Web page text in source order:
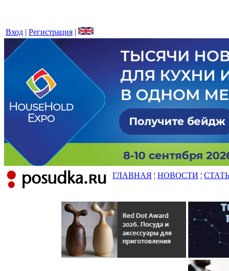
Вход | Регистрация |
ГЛАВНАЯ ¦ НОВОСТИ ¦